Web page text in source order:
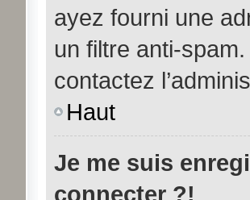
ayez fourni une
un filtre anti-
contactez
Haut
Je me suis
connecter ?!